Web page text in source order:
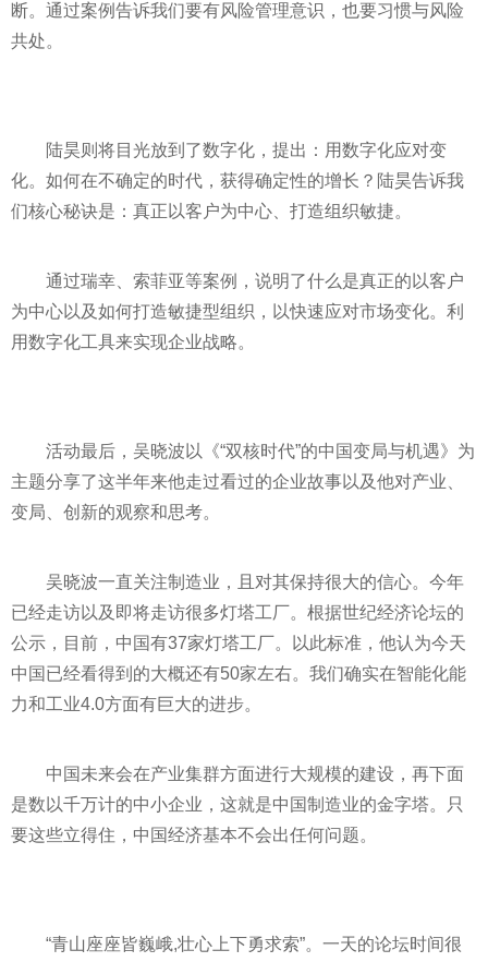
断。通过案例告诉我们要有风险管理意识，也要习惯与风险
共处。
陆昊则将目光放到了数字化，提出：用数字化应对变
化。如何在不确定的时代，获得确定性的增长？陆昊告诉我
们核心秘诀是：真正以客户为中心、打造组织敏捷。
通过瑞幸、索菲亚等案例，说明了什么是真正的以客户
为中心以及如何打造敏捷型组织，以快速应对市场变化。利
用数字化工具来实现企业战略。
活动最后，吴晓波以《“双核时代”的中国变局与机遇》为
主题分享了这半年来他走过看过的企业故事以及他对产业、
变局、创新的观察和思考。
吴晓波一直关注制造业，且对其保持很大的信心。今年
已经走访以及即将走访很多灯塔工厂。根据世纪经济论坛的
公示，目前，中国有37家灯塔工厂。以此标准，他认为今天
中国已经看得到的大概还有50家左右。我们确实在智能化能
力和工业4.0方面有巨大的进步。
中国未来会在产业集群方面进行大规模的建设，再下面
是数以千万计的中小企业，这就是中国制造业的金字塔。只
要这些立得住，中国经济基本不会出任何问题。
“青山座座皆巍峨,壮心上下勇求索”。一天的论坛时间很